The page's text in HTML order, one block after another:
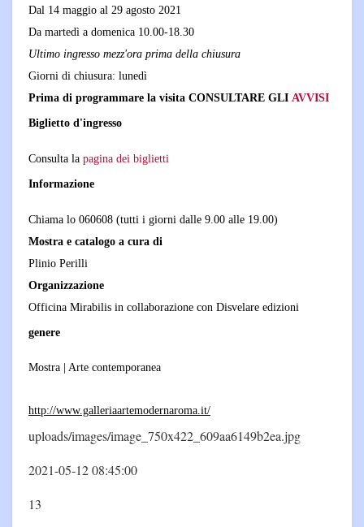
Dal 14 maggio al 29 agosto 2021
Da martedì a domenica 10.00-18.30
Ultimo ingresso mezz'ora prima della chiusura
Giorni di chiusura: lunedì
Prima di programmare la visita CONSULTARE GLI AVVISI
Biglietto d'ingresso
Consulta la pagina dei biglietti
Informazione
Chiama lo 060608 (tutti i giorni dalle 9.00 alle 19.00)
Mostra e catalogo a cura di
Plinio Perilli
Organizzazione
Officina Mirabilis in collaborazione con Disvelare edizioni
genere
Mostra | Arte contemporanea
http://www.galleriaartemodernaroma.it/
uploads/images/image_750x422_609aa6149b2ea.jpg
2021-05-12 08:45:00
13